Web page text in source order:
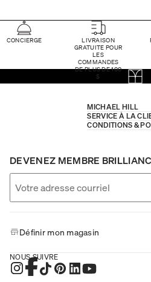
CONCIERGE
LIVRAISON
GRATUITE POUR
LES
COMMANDES
DE PLUS DE 100
$
MICHAEL HILL
SERVICE À LA
CONDITIONS &
DEVENEZ MEMBRE
Définir mon magasin
NOUS SUIVRE